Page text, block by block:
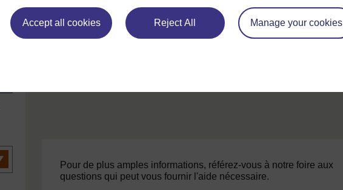
Accept all cookies Reject All Manage your cookies
Ressource 3: Dates clés du chemin vers
l'indépendance
Pour de plus amples informations, référez-vous à notre foire aux
questions qui peut vous fournir l'aide nécessaire.